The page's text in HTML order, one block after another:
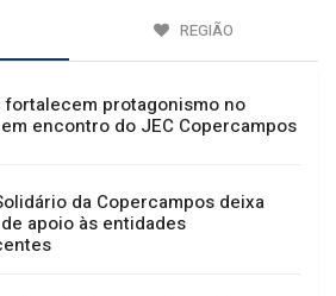
REGIÃO
fortalecem protagonismo no
encontro do JEC Copercampos
da Copercampos deixa
apoio às entidades